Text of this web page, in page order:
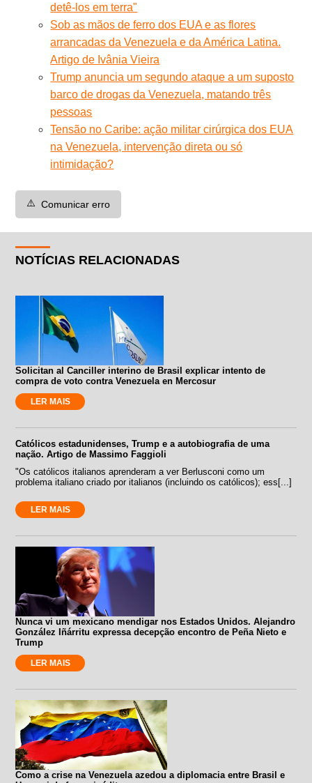
detê-los em terra"
Sob as mãos de ferro dos EUA e as flores
arrancadas da Venezuela e da América Latina.
Artigo de Ivânia Vieira
Trump anuncia um segundo ataque a um suposto
barco de drogas da Venezuela, matando três
pessoas
Tensão no Caribe: ação militar cirúrgica dos EUA
na Venezuela, intervenção direta ou só
intimidação?
⚠️ Comunicar erro
NOTÍCIAS RELACIONADAS
Solicitan al Canciller interino de Brasil explicar intento de
compra de voto contra Venezuela en Mercosur
LER MAIS
Católicos estadunidenses, Trump e a autobiografia de uma
nação. Artigo de Massimo Faggioli
"Os católicos italianos aprenderam a ver Berlusconi como um
problema italiano criado por italianos (incluindo os católicos); ess[...]
LER MAIS
Nunca vi um mexicano mendigar nos Estados Unidos. Alejandro
González Iñárritu expressa decepção encontro de Peña Nieto e
Trump
LER MAIS
Como a crise na Venezuela azedou a diplomacia entre Brasil e